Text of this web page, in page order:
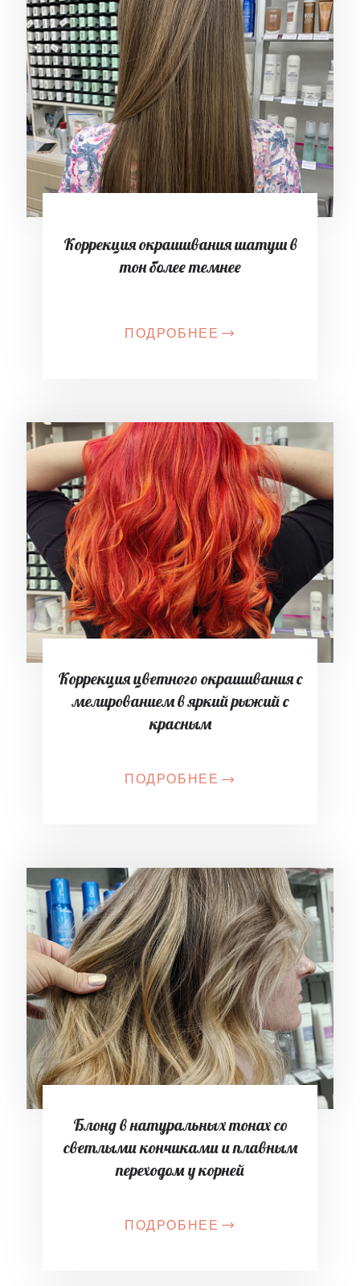
Коррекция окрашивания шатуш в
тон более темнее
ПОДРОБНЕЕ
Коррекция цветного окрашивания с
мелированием в яркий рыжий с
красным
ПОДРОБНЕЕ
Блонд в натуральных тонах со
светлыми кончиками и плавным
переходом у корней
ПОДРОБНЕЕ